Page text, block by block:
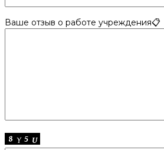
Ваше отзыв о работе учреждения📋